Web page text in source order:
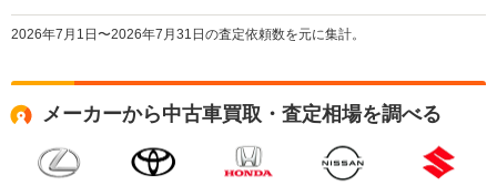
2026年7月1日〜2026年7月31日の査定依頼数を元に集計。
メーカーから中古車買取・査定相場を調べる